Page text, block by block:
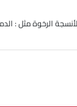
الرخوة مثل :